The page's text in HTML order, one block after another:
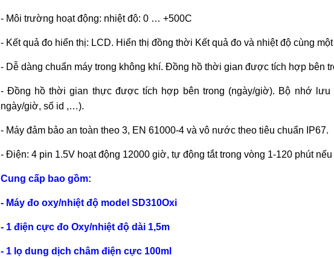
- Môi trường hoạt động: nhiệt độ: 0 … +500C
- Kết quả đo hiển thị: LCD. Hiển thị đồng thời Kết quả đo và nhiệt độ cùng
- Dễ dàng chuẩn máy trong không khí. Đồng hồ thời gian được tích hợp bên
- Đồng hồ thời gian thực được tích hợp bên trong (ngày/giờ). Bộ nhớ lưu
ngày/giờ, số id ,…).
- Máy đảm bảo an toàn theo 3, EN 61000-4 và vô nước theo tiêu chuẩn IP67.
- Điện: 4 pin 1.5V hoạt động 12000 giờ, tự động tắt trong vòng 1-120 phút
Cung cấp bao gồm:
- Máy đo oxy/nhiệt độ model SD310Oxi
- 1 điện cực đo Oxy/nhiệt độ dài 1,5m
- 1 lọ dung dịch châm điện cực 100ml